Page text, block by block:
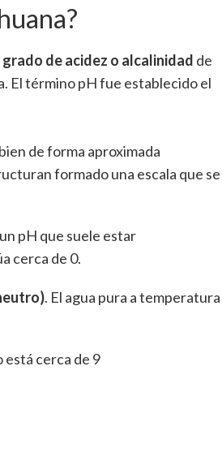
grado de acidez o alcalinidad de
El término pH fue establecido el
de forma aproximada
formado una escala que se
pH que suele estar
cerca de 0.
. El agua pura a temperatura
está cerca de 9